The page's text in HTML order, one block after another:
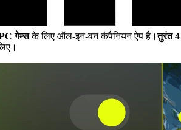
गेम्सके लिए ऑल-इन-वन कंपैनियन ऐप है।तुरंत